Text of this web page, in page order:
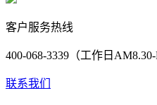
客户服务热线
400-068-3339（工作日
联系我们